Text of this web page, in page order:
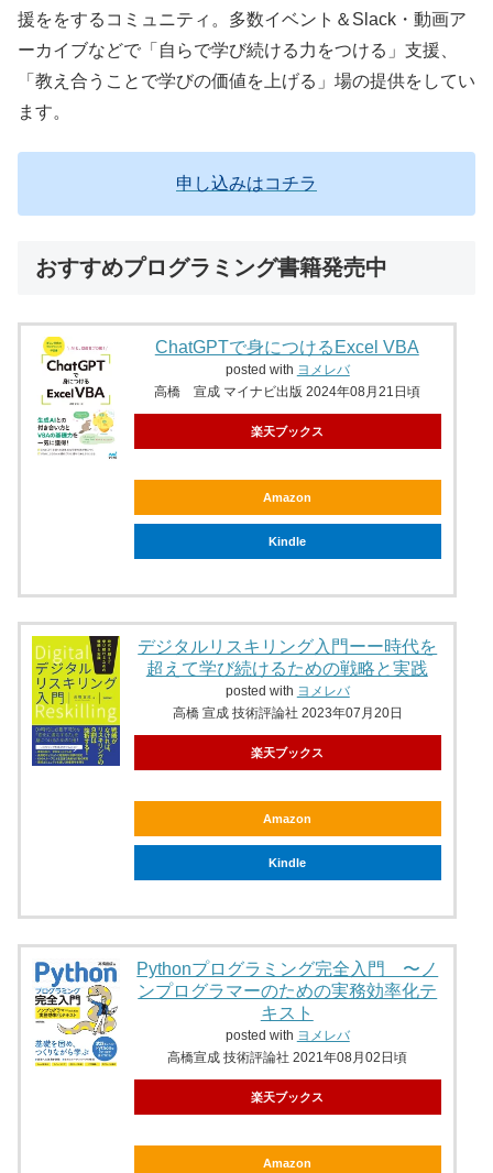
援ををするコミュニティ。多数イベント＆Slack・動画ア
ーカイブなどで「自らで学び続ける力をつける」支援、
「教え合うことで学びの価値を上げる」場の提供をしてい
ます。
申し込みはコチラ
おすすめプログラミング書籍発売中
ChatGPTで身につけるExcel VBA
posted with ヨメレバ
高橋 宣成 マイナビ出版 2024年08月21日頃
楽天ブックス
Amazon
Kindle
デジタルリスキリング入門ーー時代を
超えて学び続けるための戦略と実践
posted with ヨメレバ
高橋 宣成 技術評論社 2023年07月20日
楽天ブックス
Amazon
Kindle
Pythonプログラミング完全入門 〜ノ
ンプログラマーのための実務効率化テ
キスト
posted with ヨメレバ
高橋宣成 技術評論社 2021年08月02日頃
楽天ブックス
Amazon